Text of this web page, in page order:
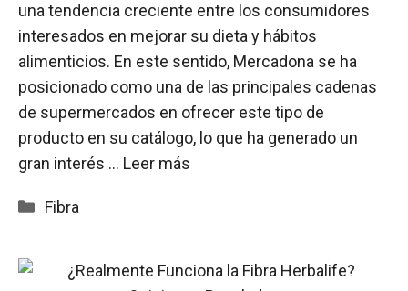
una tendencia creciente entre los consumidores
interesados en mejorar su dieta y hábitos
alimenticios. En este sentido, Mercadona se ha
posicionado como una de las principales cadenas
de supermercados en ofrecer este tipo de
producto en su catálogo, lo que ha generado un
gran interés … Leer más
Categorías
Fibra